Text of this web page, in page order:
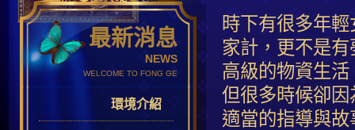
最新消息
NEWS
WELCOME TO FONG GE
環境介紹
時下有很多年
家計，更不是
高級的物資生
但很多時候卻
適當的指導與